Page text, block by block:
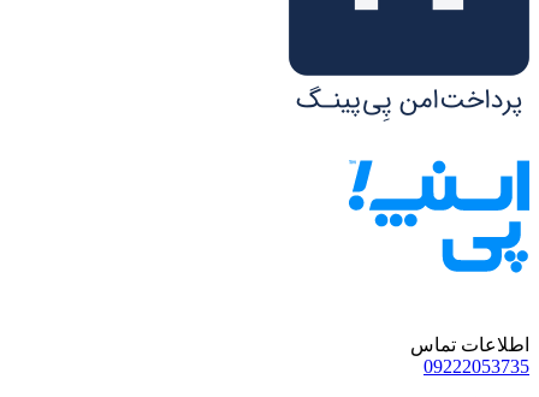
اطلاعات تماس
09222053735